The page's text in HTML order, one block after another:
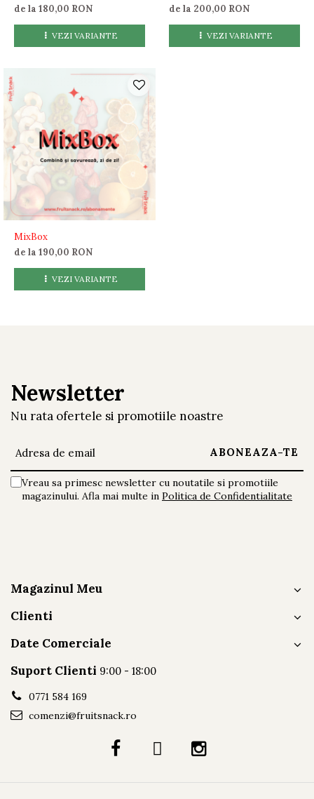
de la 180,00 RON
VEZI VARIANTE
de la 200,00 RON
VEZI VARIANTE
MixBox
de la 190,00 RON
VEZI VARIANTE
Newsletter
Nu rata ofertele si promotiile noastre
Vreau sa primesc newsletter cu noutatile si promotiile
magazinului. Afla mai multe in Politica de Confidentialitate
Magazinul Meu
Clienti
Date Comerciale
Suport Clienti 9:00 - 18:00
0771 584 169
comenzi@fruitsnack.ro